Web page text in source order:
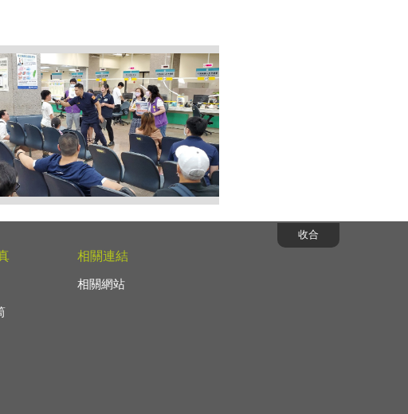
3.在場小朋友也熱情回應，習得反詐
收合
相關連結
相關網站